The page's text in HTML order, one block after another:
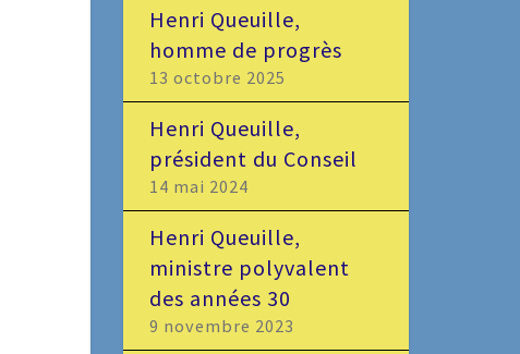
Henri Queuille,
homme de progrès
13 octobre 2025
Henri Queuille,
président du Conseil
14 mai 2024
Henri Queuille,
ministre polyvalent
des années 30
9 novembre 2023